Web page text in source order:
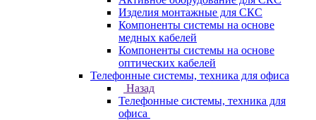
Изделия монтажные для СКС
Компоненты системы на основе
медных кабелей
Компоненты системы на основе
оптических кабелей
Телефонные системы, техника для офиса
Назад
Телефонные системы, техника для
офиса